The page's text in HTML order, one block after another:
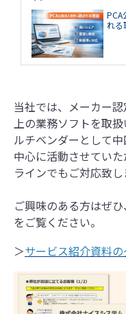
PCA
れる
当社では、メーカー
上の業務ソフトを取
ルチベンダーとして
中心に活動させてい
ラインでもご対応致し
ご興味のある方はぜ
をご覧ください。
＞サービス紹介資料